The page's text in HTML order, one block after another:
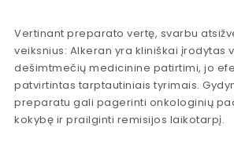
Vertinant preparato vertę, svarbu
veiksnius: Alkeran yra kliniškai įrodytas
dešimtmečių medicinine patirtimi, jo
patvirtintas tarptautiniais tyrimais.
preparatu gali pagerinti onkologinių
kokybę ir prailginti remisijos laikotarpį.